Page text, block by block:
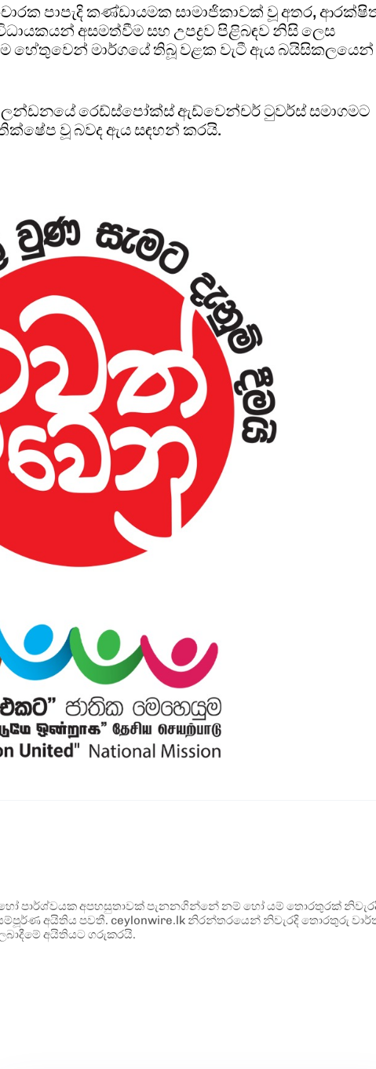
පාපැදි කණ්ඩායමක සාමාජිකාවක් වූ අතර,
අසමත්වීම සහ උපද්‍රව පිළිබඳව නිසි ලෙස
මාර්ගයේ තිබූ වළක වැටී ඇය බයිසිකලයෙන්
ලන්ඩනයේ රෙඩ්ස්පෝක්ස් ඇඩ්වෙන්චර් ටුවර්ස් සමාගමට
වූ බවද ඇය සඳහන් කරයි.
පාර්ශ්වයක අපහසුතාවක් පැනනගින්නේ නම් හෝ යම් තොරතුරක්
අයිතිය පවතී. ceylonwire.lk නිරන්තරයෙන් නිවැරදි තොරතුරු
අයිතියට ගරුකරයි.